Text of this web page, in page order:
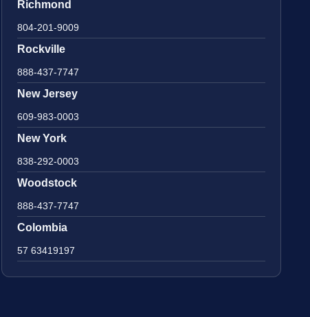
Richmond
804-201-9009
Rockville
888-437-7747
New Jersey
609-983-0003
New York
838-292-0003
Woodstock
888-437-7747
Colombia
57 63419197